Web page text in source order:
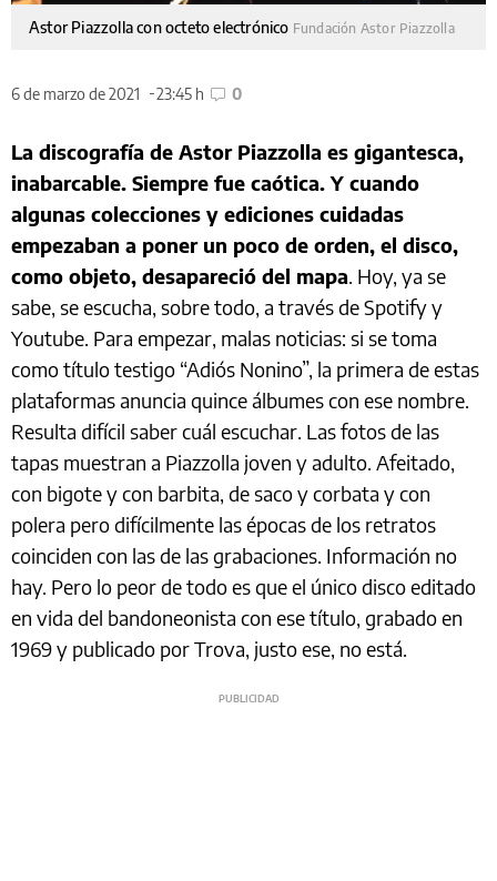
Astor Piazzolla con octeto electrónico Fundación Astor Piazzolla
6 de marzo de 2021 23:45 h 0
La discografía de Astor Piazzolla es gigantesca,
inabarcable. Siempre fue caótica. Y cuando
algunas colecciones y ediciones cuidadas
empezaban a poner un poco de orden, el disco,
como objeto, desapareció del mapa. Hoy, ya se
sabe, se escucha, sobre todo, a través de Spotify y
Youtube. Para empezar, malas noticias: si se toma
como título testigo “Adiós Nonino”, la primera de estas
plataformas anuncia quince álbumes con ese nombre.
Resulta difícil saber cuál escuchar. Las fotos de las
tapas muestran a Piazzolla joven y adulto. Afeitado,
con bigote y con barbita, de saco y corbata y con
polera pero difícilmente las épocas de los retratos
coinciden con las de las grabaciones. Información no
hay. Pero lo peor de todo es que el único disco editado
en vida del bandoneonista con ese título, grabado en
1969 y publicado por Trova, justo ese, no está.